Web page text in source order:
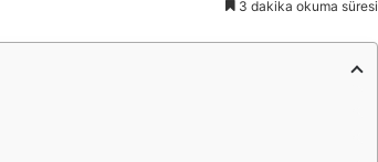
3 dakika okuma süresi